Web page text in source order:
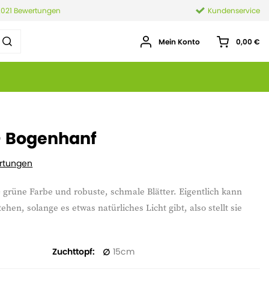
Bewertungen Kundenservice
Mein Konto 0,00 €
Farbe und robuste, schmale Blätter. Eigentlich kann
solange es etwas natürliches Licht gibt, also stellt sie
Zuchttopf 15